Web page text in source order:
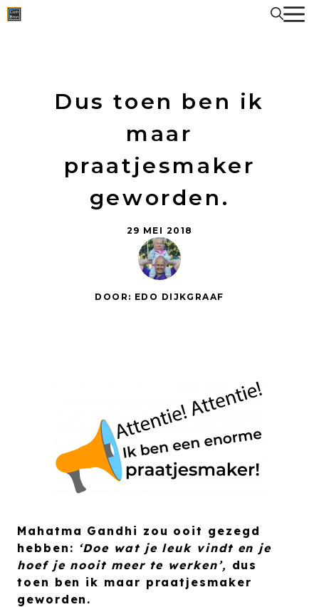
Spring
naar
Dus toen ben ik
maar
praatjesmaker
geworden.
29 MEI 2018
DOOR: EDO DIJKGRAAF
Mahatma Gandhi zou ooit gezegd
hebben: ‘Doe wat je leuk vindt en je
hoef je nooit meer te werken’, dus
toen ben ik maar praatjesmaker
geworden.